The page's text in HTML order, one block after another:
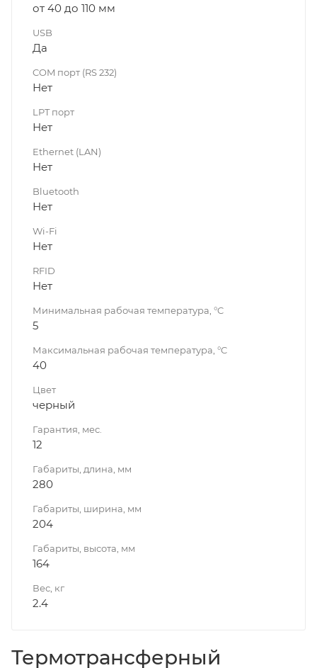
от 40 до 110 мм
USB
Да
COM порт (RS 232)
Нет
LPT порт
Нет
Ethernet (LAN)
Нет
Bluetooth
Нет
Wi-Fi
Нет
RFID
Нет
Минимальная рабочая температура, °C
5
Максимальная рабочая температура, °C
40
Цвет
черный
Гарантия, мес.
12
Габариты, длина, мм
280
Габариты, ширина, мм
204
Габариты, высота, мм
164
Вес, кг
2.4
Термотрансферный